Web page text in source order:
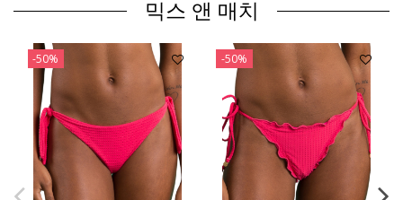
믹스 앤 매치
-50% -50%